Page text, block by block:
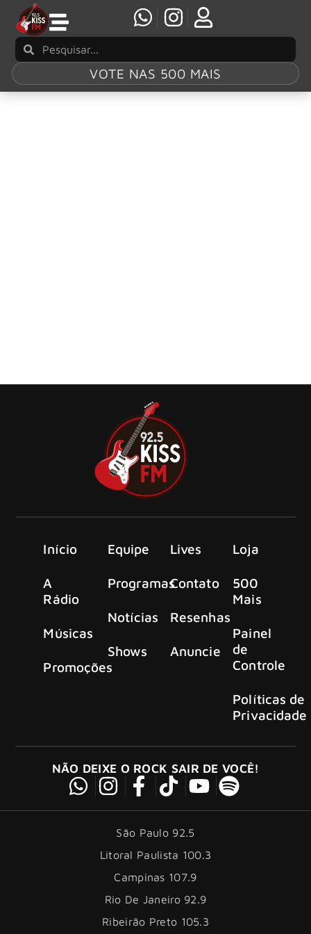
VOTE NAS 500 MAIS
Início
A
Rádio
Músicas
Promoções
Equipe
Programas
Notícias
Shows
Lives
Contato
Resenhas
Anuncie
Loja
500
Mais
Painel
de
Controle
Políticas de
Privacidade
NÃO DEIXE O ROCK SAIR DE VOCÊ!
São Paulo 92.5
Litoral Paulista 100.3
Campinas 107.9
Rio De Janeiro 92.9
Ribeirão Preto 105.3